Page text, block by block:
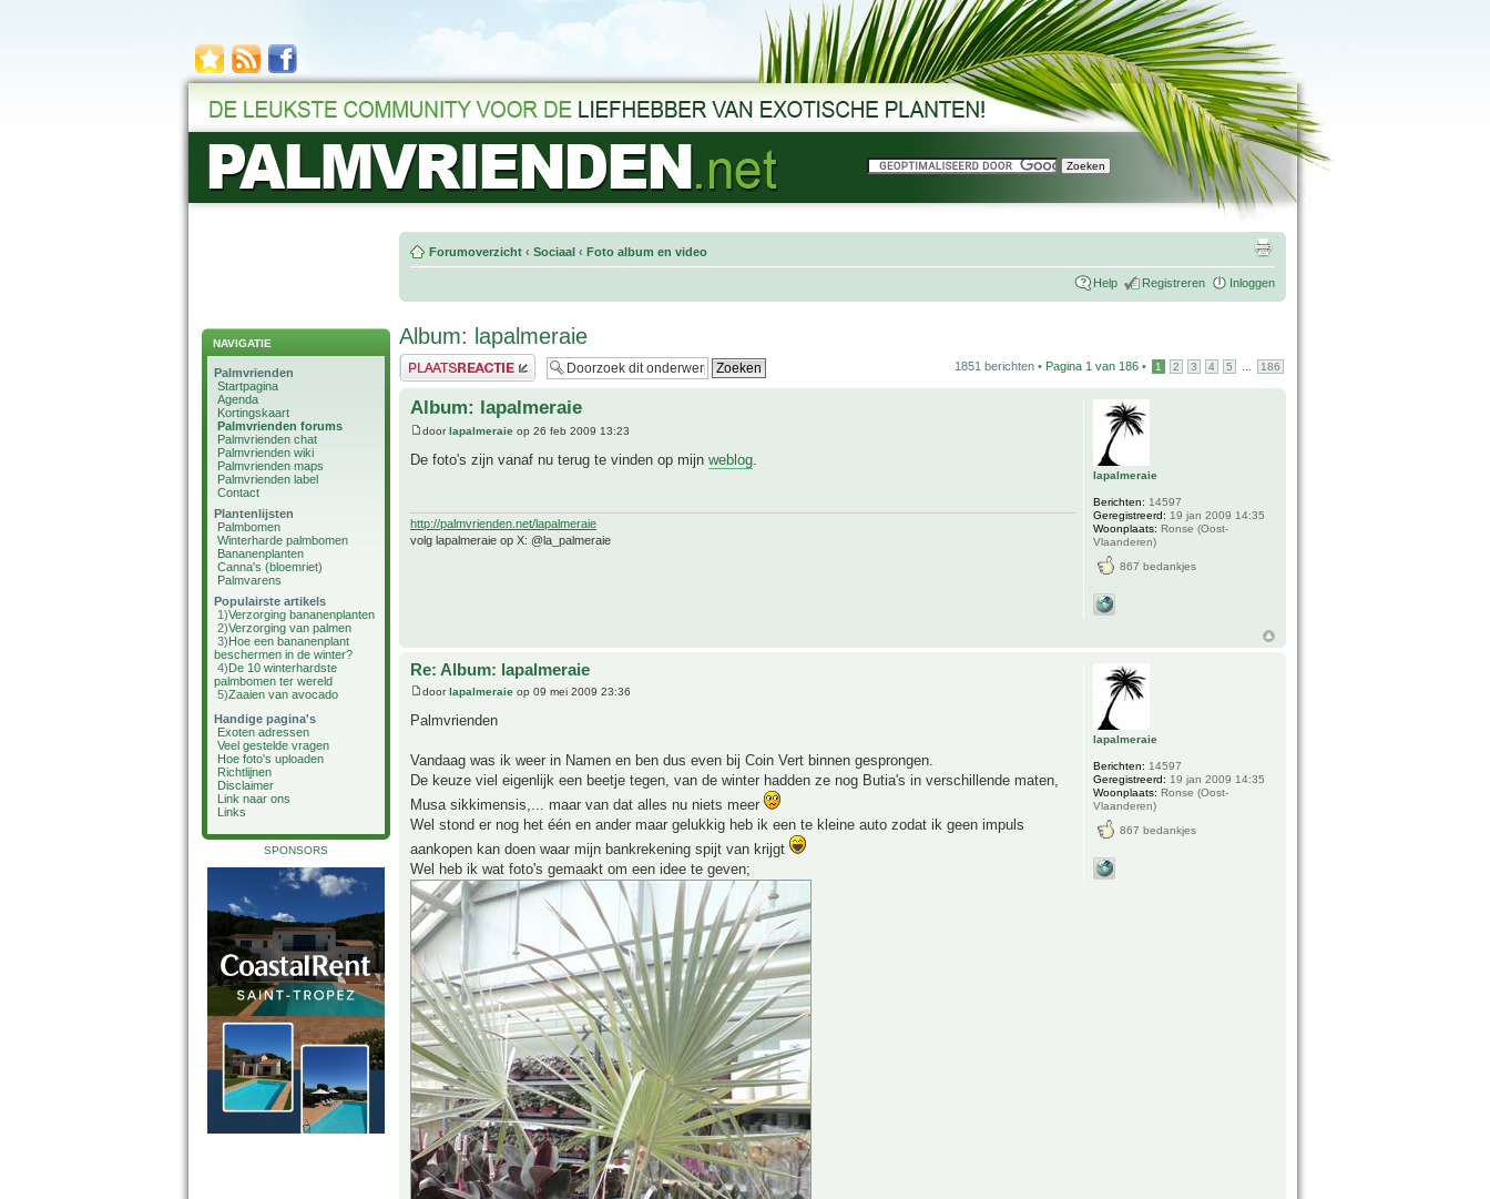
NAVIGATIE
Palmvrienden
Startpagina
Agenda
Kortingskaart
Palmvrienden forums
Palmvrienden chat
Palmvrienden wiki
Palmvrienden maps
Palmvrienden label
Contact
Plantenlijsten
Palmbomen
Winterharde palmbomen
Bananenplanten
Canna's (bloemriet)
Palmvarens
Populairste artikels
1)Verzorging bananenplanten
2)Verzorging van palmen
3)Hoe een bananenplant
beschermen in de winter?
4)De 10 winterhardste
palmbomen ter wereld
5)Zaaien van avocado
Handige pagina's
Exoten adressen
Veel gestelde vragen
Hoe foto's uploaden
Richtlijnen
Disclaimer
Link naar ons
Links
SPONSORS
Forumoverzicht ‹ Sociaal ‹ Foto album en video
Help Registreren Inloggen
Album: lapalmeraie
Plaats een reactie 1851 berichten • Pagina 1 van 186 • 1 2 3 4 5 186
Album: lapalmeraie
doorlapalmeraie op 26 feb 2009 13:23
De foto's zijn vanaf nu terug te vinden op mijn weblog.
http://palmvrienden.net/lapalmeraie
volg lapalmeraie op X: @la_palmeraie
lapalmeraie
Berichten: 14597
Geregistreerd: 19 jan 2009 14:35
Woonplaats: Ronse (Oost-
Vlaanderen)
867 bedankjes
Re: Album: lapalmeraie
doorlapalmeraie op 09 mei 2009 23:36
Palmvrienden
Vandaag was ik weer in Namen en ben dus even bij Coin Vert binnen gesprongen.
De keuze viel eigenlijk een beetje tegen, van de winter hadden ze nog Butia's in verschillende maten,
Musa sikkimensis,... maar van dat alles nu niets meer
Wel stond er nog het één en ander maar gelukkig heb ik een te kleine auto zodat ik geen impuls
aankopen kan doen waar mijn bankrekening spijt van krijgt
Wel heb ik wat foto's gemaakt om een idee te geven;
lapalmeraie
Berichten: 14597
Geregistreerd: 19 jan 2009 14:35
Woonplaats: Ronse (Oost-
Vlaanderen)
867 bedankjes